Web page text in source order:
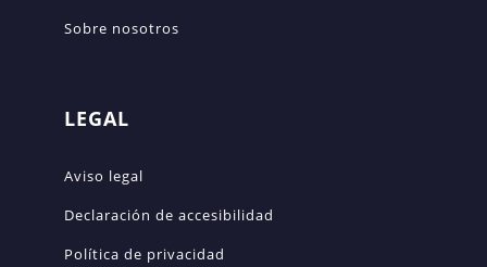
Sobre nosotros
LEGAL
Aviso legal
Declaración de accesibilidad
Política de privacidad